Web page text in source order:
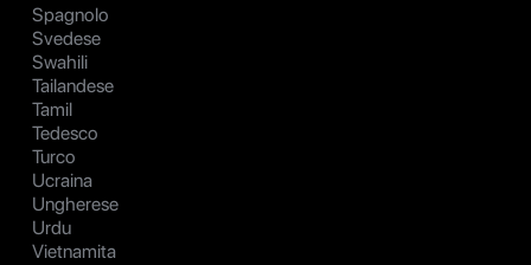
Spagnolo
Svedese
Swahili
Tailandese
Tamil
Tedesco
Turco
Ucraina
Ungherese
Urdu
Vietnamita